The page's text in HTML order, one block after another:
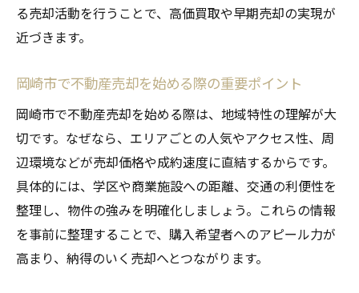
地域密着型の不動産売却サポート活用術
高価買取実現のための不動産売却戦略
方
買取相場を把握し不動産売却を有利に進め
る
複数業者の比較で不動産売却価格を最大化
不動産売却で交渉力を高める方法とコツ
高価買取実現に向けた物件魅力の伝え方
不動産売却時に気をつけたい査定ポイント
る売却活動を行うことで、高価買取や早期売却の実現が
近づきます。
岡崎市で不動産売却を始める際の重要ポイント
岡崎市で不動産売却を始める際は、地域特性の理解が大
切です。なぜなら、エリアごとの人気やアクセス性、周
辺環境などが売却価格や成約速度に直結するからです。
具体的には、学区や商業施設への距離、交通の利便性を
整理し、物件の強みを明確化しましょう。これらの情報
を事前に整理することで、購入希望者へのアピール力が
高まり、納得のいく売却へとつながります。